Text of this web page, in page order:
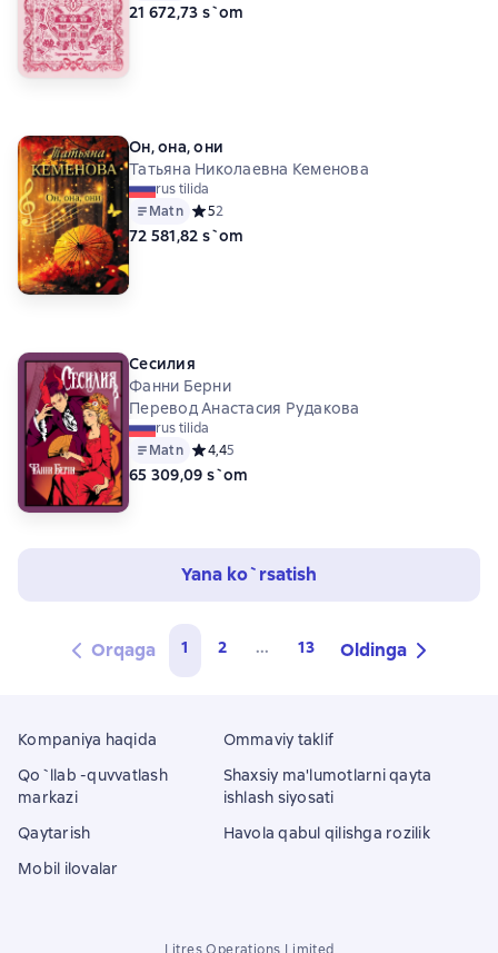
21 672,73 s`om
Он, она, они
Татьяна Николаевна Кеменова
rus tilida
Matn Средний рейтинг 5 на основе 2 оценок
52
72 581,82 s`om
Сесилия
Фанни Берни
Перевод Анастасия Рудакова
rus tilida
Matn Средний рейтинг 4,4 на основе 5 оценок
4,45
65 309,09 s`om
Yana ko`rsatish
Orqaga 1 2 ... 13 Oldinga
Kompaniya haqida
Qo`llab -quvvatlash
markazi
Qaytarish
Mobil ilovalar
Ommaviy taklif
Shaxsiy ma'lumotlarni qayta
ishlash siyosati
Havola qabul qilishga rozilik